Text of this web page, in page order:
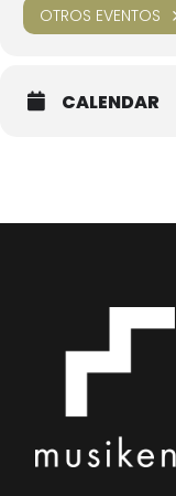
OTROS EVENTOS
CALENDAR